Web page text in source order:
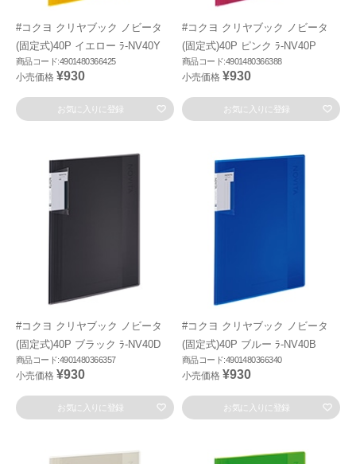
#コクヨ クリヤブック ノビータ
(固定式)40P イエロー ﾗ-NV40Y
商品コード:4901480366425
小売価格 ¥930
お気に入りに登録
#コクヨ クリヤブック ノビータ
(固定式)40P ピンク ﾗ-NV40P
商品コード:4901480366388
小売価格 ¥930
お気に入りに登録
#コクヨ クリヤブック ノビータ
(固定式)40P ブラック ﾗ-NV40D
商品コード:4901480366357
小売価格 ¥930
お気に入りに登録
#コクヨ クリヤブック ノビータ
(固定式)40P ブルー ﾗ-NV40B
商品コード:4901480366340
小売価格 ¥930
お気に入りに登録